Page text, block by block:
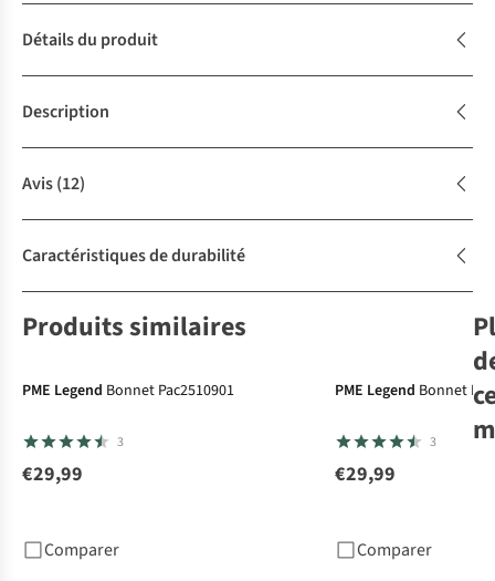
Détails du produit
Description
Avis(12)
Caractéristiques de durabilité
Produits similaires
PME Legend Bonnet Pac2510901
3
€29,99
Comparer
PME Legend Bonnet
3
€29,99
Comparer